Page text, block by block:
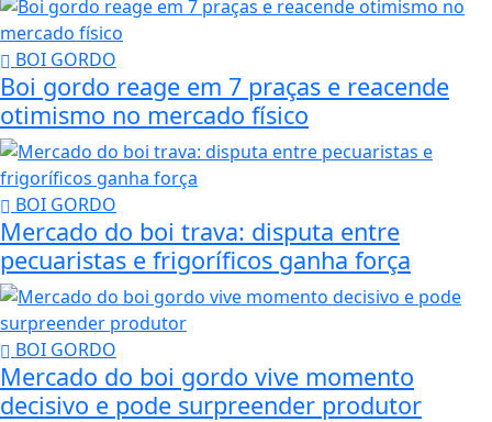
BOI GORDO
Boi gordo reage em 7 praças e reacende
otimismo no mercado físico
BOI GORDO
Mercado do boi trava: disputa entre
pecuaristas e frigoríficos ganha força
BOI GORDO
Mercado do boi gordo vive momento
decisivo e pode surpreender produtor